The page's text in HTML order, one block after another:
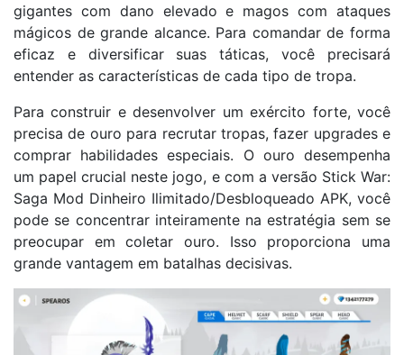
gigantes com dano elevado e magos com ataques
mágicos de grande alcance. Para comandar de forma
eficaz e diversificar suas táticas, você precisará
entender as características de cada tipo de tropa.
Para construir e desenvolver um exército forte, você
precisa de ouro para recrutar tropas, fazer upgrades e
comprar habilidades especiais. O ouro desempenha
um papel crucial neste jogo, e com a versão Stick War:
Saga Mod Dinheiro Ilimitado/Desbloqueado APK, você
pode se concentrar inteiramente na estratégia sem se
preocupar em coletar ouro. Isso proporciona uma
grande vantagem em batalhas decisivas.